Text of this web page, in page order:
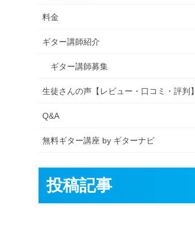
料金
ギター講師紹介
ギター講師募集
生徒さんの声【レビュー・口コミ・評判】
Q&A
無料ギター講座 by ギターナビ
投稿記事